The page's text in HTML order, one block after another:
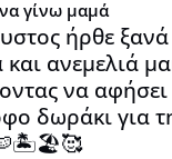
γίνω μαμά
ήρθε
και ανεμελιά
να αφήσει
δωράκι για